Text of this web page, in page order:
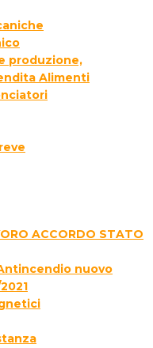
produzione,
Alimenti
ACCORDO STATO
nuovo